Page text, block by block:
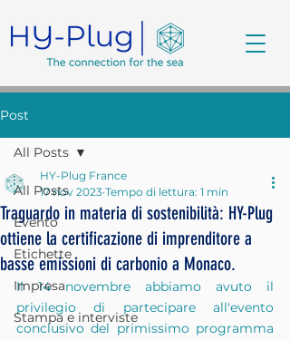
Post
All Posts
Evento
Etichette
Impresa
Stampa e interviste
All Posts
Traguardo in materia di sostenibilità: HY-Plug
ottiene la certificazione di imprenditore a
basse emissioni di carbonio a Monaco.
HY-Plug France
17 nov 2023 Tempo di lettura: 1 min
Il 14 novembre abbiamo avuto il
privilegio di partecipare all'evento
conclusivo del primissimo programma